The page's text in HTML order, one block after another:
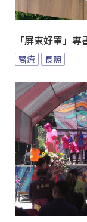
「屏東好罩」
醫療 長照